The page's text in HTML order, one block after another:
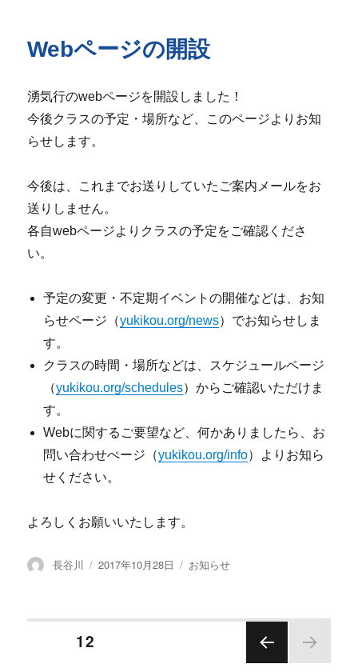
ー
Webページの開設
湧気行のwebページを開設しました！
今後クラスの予定・場所など、このページよりお知
らせします。
今後は、これまでお送りしていたご案内メールをお
送りしません。
各自webページよりクラスの予定をご確認くださ
い。
予定の変更・不定期イベントの開催などは、お知
らせページ（yukikou.org/news）でお知らせしま
す。
クラスの時間・場所などは、スケジュールページ
（yukikou.org/schedules）からご確認いただけま
す。
Webに関するご要望など、何かありましたら、お
問い合わせぺージ（yukikou.org/info）よりお知ら
せください。
よろしくお願いいたします。
投
長谷川
投
2017年10月28日
カ
お知らせ
ページ12